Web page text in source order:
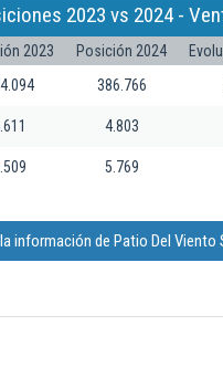
2023 vs 2024 -
2023 Posición 2024
386.766
4.803
5.769
información de Patio Del Viento